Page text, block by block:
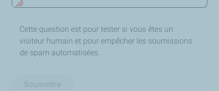
Cette question est pour tester si vous êtes un
visiteur humain et pour empêcher les soumissions
de spam automatisées.
Soumettre